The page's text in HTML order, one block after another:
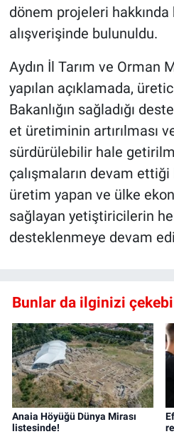
dönem projeleri hakkında
alışverişinde bulunuldu.
Aydın İl Tarım ve Orman
yapılan açıklamada,
Bakanlığın sağladığı
et üretiminin artırılması
sürdürülebilir hale
çalışmaların devam
üretim yapan ve ülke
sağlayan yetiştiricilerin
desteklenmeye devam
Bunlar da ilginizi
Anaia Höyüğü Dünya Mirası
listesinde!